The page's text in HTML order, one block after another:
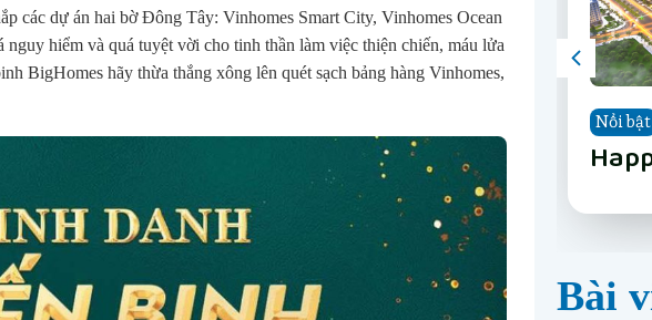
các dự án hai bờ Đông Tây: Vinhomes Smart City, Vinhomes Ocean
nguy hiểm và quá tuyệt vời cho tinh thần làm việc thiện chiến, máu lửa
BigHomes hãy thừa thắng xông lên quét sạch bảng hàng Vinhomes,
Nổi bật
Nẵng
Nổi bật
The
Nổi bật
Nổi bật
Nổi bật
Nổi bật
Long
Nổi bật
Nẵng
Nổi bật
The
Bài